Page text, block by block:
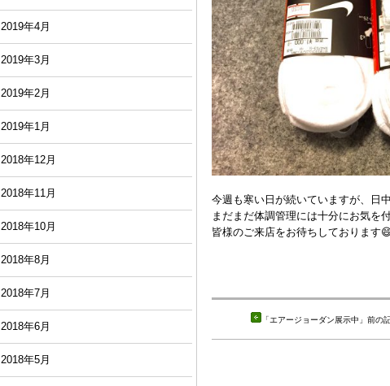
2019年4月
2019年3月
2019年2月
2019年1月
2018年12月
2018年11月
2018年10月
2018年8月
2018年7月
2018年6月
2018年5月
今週も寒い日が続いていますが、日
まだまだ体調管理には十分にお気を
皆様のご来店をお待ちしております
「エアージョーダン展示中 」前の